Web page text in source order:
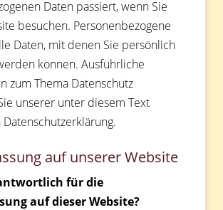
Daten passiert, wenn Sie
besuchen. Personenbezogene
Daten, mit denen Sie persönlich
können. Ausführliche
zum Thema Datenschutz
unserer unter diesem Text
auf unserer Website
für die
auf dieser Website?